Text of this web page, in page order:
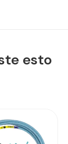
esto